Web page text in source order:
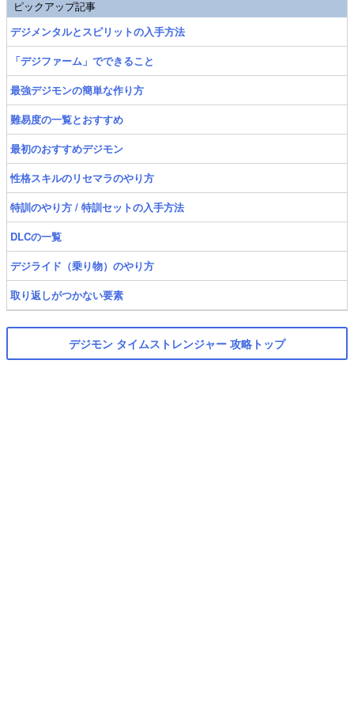
ピックアップ記事
デジメンタルとスピリットの入手方法
「デジファーム」でできること
最強デジモンの簡単な作り方
難易度の一覧とおすすめ
最初のおすすめデジモン
性格スキルのリセマラのやり方
特訓のやり方 / 特訓セットの入手方法
DLCの一覧
デジライド（乗り物）のやり方
取り返しがつかない要素
デジモン タイムストレンジャー 攻略トップ